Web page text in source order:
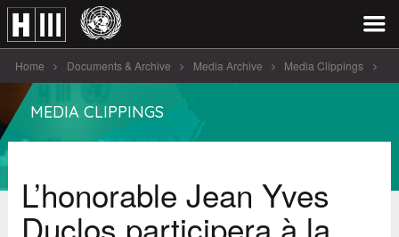
Home Documents & Archive Media Archive Media Clippings
L'honorable Jean Yves Duclos participera à la [...]
MEDIA CLIPPINGS
L’honorable Jean Yves
Duclos participera à la